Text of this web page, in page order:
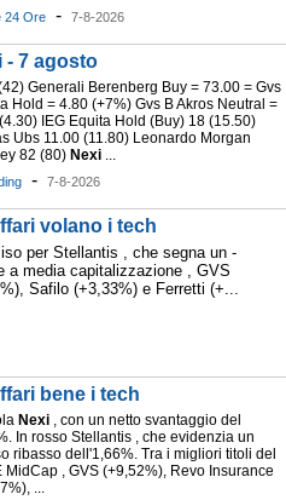
24 Ore - 7-8-2026
- 7 agosto
Generali Berenberg Buy = 73.00 = Gvs
Hold = 4.80 (+7%) Gvs B Akros Neutral =
IEG Equita Hold (Buy) 18 (15.50)
Ubs 11.00 (11.80) Leonardo Morgan
82 (80) Nexi ...
- 7-8-2026
volano i tech
per Stellantis , che segna un -
a media capitalizzazione , GVS
Safilo (+3,33%) e Ferretti (+...
bene i tech
Nexi , con un netto svantaggio del
In rosso Stellantis , che evidenzia un
ribasso dell'1,66%. Tra i migliori titoli del
MidCap , GVS (+9,52%), Revo Insurance
...